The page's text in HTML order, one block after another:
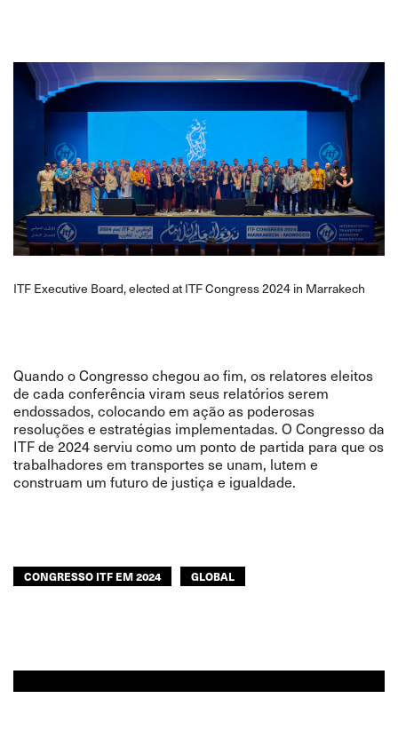
ITF Executive Board, elected at ITF Congress 2024 in Marrakech
Quando o Congresso chegou ao fim, os relatores eleitos
de cada conferência viram seus relatórios serem
endossados, colocando em ação as poderosas
resoluções e estratégias implementadas. O Congresso da
ITF de 2024 serviu como um ponto de partida para que os
trabalhadores em transportes se unam, lutem e
construam um futuro de justiça e igualdade.
CONGRESSO ITF EM 2024 GLOBAL